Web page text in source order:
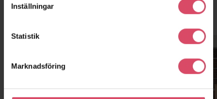
Inställningar
Statistik
Marknadsföring